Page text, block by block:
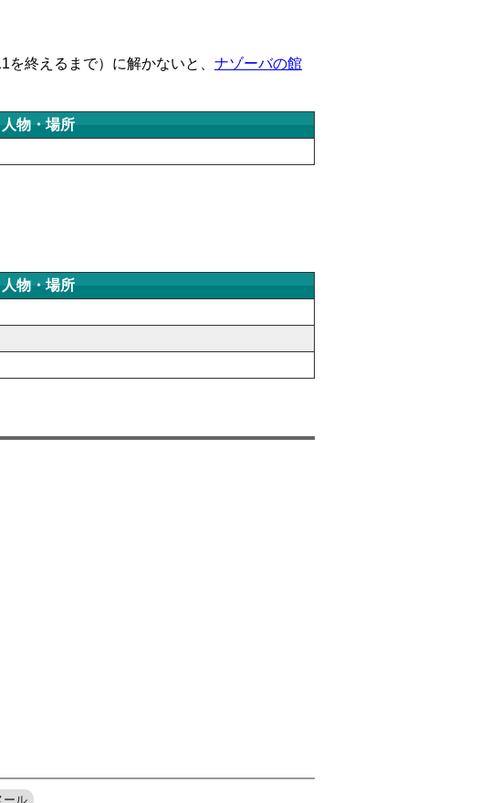
を終えるまで）に解かないと、 ナゾーバの館
人物・場所
人物・場所
ル